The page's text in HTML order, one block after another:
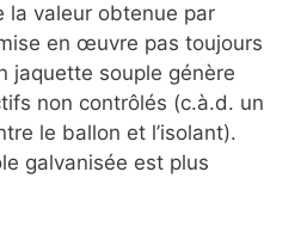
la valeur obtenue par
en œuvre pas toujours
jaquette souple génère
non contrôlés (c.à.d. un
le ballon et l’isolant).
galvanisée est plus